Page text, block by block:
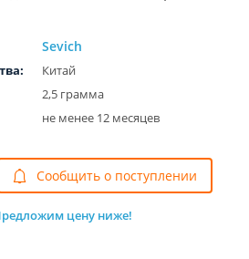
Sevich
Китай
2,5 грамма
не менее 12 месяцев
Cообщить о поступлении
цену ниже!